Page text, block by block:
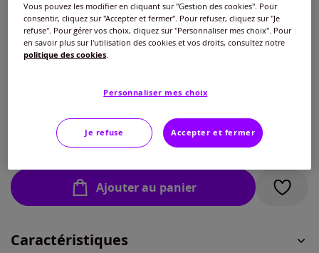
Bonnet :
C
Taille :
Veuillez sélectionner une taille
En stock
En stock
110 -En stock
Ajouter au panier
Caractéristiques
Vous pouvez les modifier en cliquant sur "Gestion des cookies". Pour
consentir, cliquez sur "Accepter et fermer". Pour refuser, cliquez sur "Je
refuse". Pour gérer vos choix, cliquez sur "Personnaliser mes choix". Pour
en savoir plus sur l'utilisation des cookies et vos droits, consultez notre
politique des cookies.
Personnaliser mes choix
Je refuse Accepter et fermer